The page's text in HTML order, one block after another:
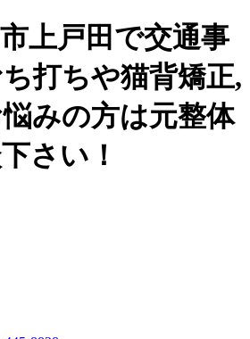
上戸田で交通事
打ちや猫背矯正,
みの方は元整体
さい！